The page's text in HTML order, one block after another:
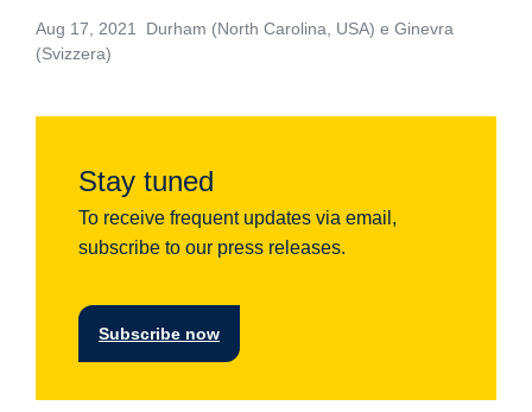
Aug 17, 2021 Durham (North Carolina, USA) e Ginevra
(Svizzera)
Stay tuned
To receive frequent updates via email,
subscribe to our press releases.
Subscribe now